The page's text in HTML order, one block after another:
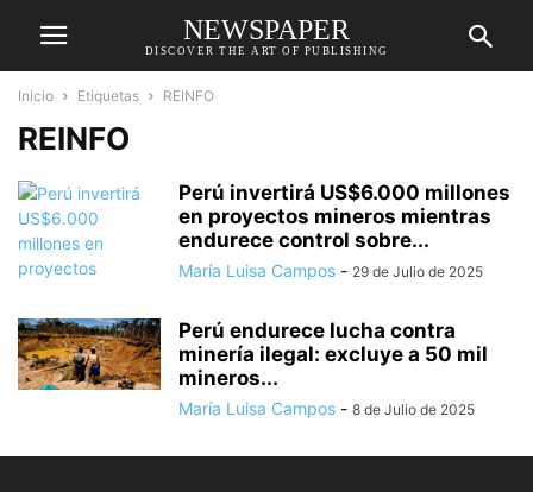
NEWSPAPER
DISCOVER THE ART OF PUBLISHING
Inicio Etiquetas REINFO
REINFO
Perú invertirá US$6.000 millones
en proyectos mineros mientras
endurece control sobre...
María Luisa Campos - 29 de Julio de 2025
Perú endurece lucha contra
minería ilegal: excluye a 50 mil
mineros...
María Luisa Campos - 8 de Julio de 2025